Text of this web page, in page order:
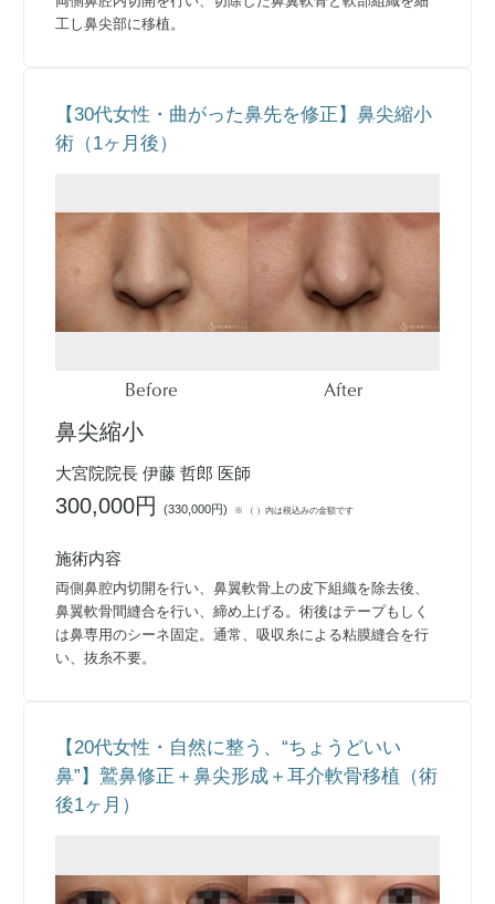
工し鼻尖部に移植。
【30代女性・曲がった鼻先を修正】鼻尖縮小
術（1ヶ月後）
Before After
鼻尖縮小
大宮院院長 伊藤 哲郎 医師
300,000円(330,000円) ※ （ ）内は税込みの金額です
施術内容
両側鼻腔内切開を行い、鼻翼軟骨上の皮下組織を除去後、
鼻翼軟骨間縫合を行い、締め上げる。術後はテープもしく
は鼻専用のシーネ固定。通常、吸収糸による粘膜縫合を行
い、抜糸不要。
【20代女性・自然に整う、“ちょうどいい
鼻”】鷲鼻修正＋鼻尖形成＋耳介軟骨移植（術
後1ヶ月）